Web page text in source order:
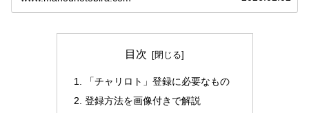
目次
「チャリロト」登録に必要なもの
登録方法を画像付きで解説